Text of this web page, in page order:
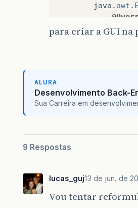
java . awt .
public
para criar a GUI na
ALURA
Desenvolvimento Back-
Sua Carreira em
9 Respostas
lucas_guj13 de jun. de
Vou tentar